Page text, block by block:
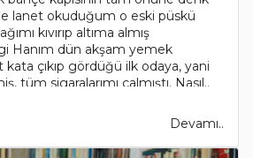
lanet okuduğum o eski püskü
kıvırıp altıma almış
Hanım dün akşam yemek
çıkıp gördüğü ilk odaya, yani
tüm sigaralarımı çalmıştı. Nasıl..
Devamı..